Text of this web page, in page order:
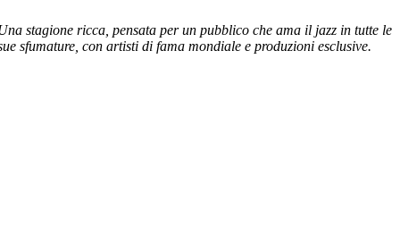
stagione ricca, pensata per un pubblico che ama il jazz in tutte le
sfumature, con artisti di fama mondiale e produzioni esclusive.